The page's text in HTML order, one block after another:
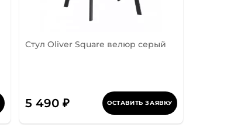
Стул Oliver Square велюр серый
5 490 ₽ ОСТАВИТЬ ЗАЯВКУ